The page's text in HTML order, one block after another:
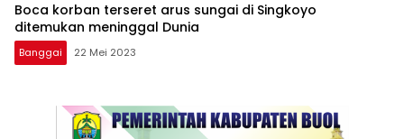
Boca korban terseret arus sungai di Singkoyo
ditemukan meninggal Dunia
Banggai 22 Mei 2023